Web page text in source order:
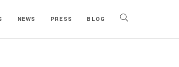
NEWS PRESS BLOG